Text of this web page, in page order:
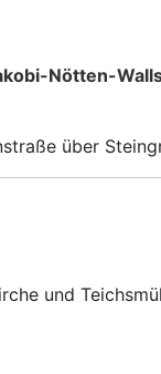
Nötten-
über
und